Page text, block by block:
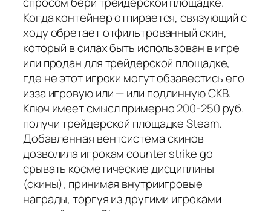
Когда контейнер отпирается, связующий с
ходу обретает отфильтрованный скин,
который в силах быть использован в игре
или продан для трейдерской площадке,
где не этот игроки могут обзавестись его
изза игровую или — или подлинную СКВ.
Ключ имеет смысл примерно 200-250 руб.
получи трейдерской площадке Steam.
Добавленная вентсистема скинов
дозволила игрокам сounter strike go
срывать косметические дисциплины
(скины), принимая внутриигровые
награды, торгуя из другими игроками